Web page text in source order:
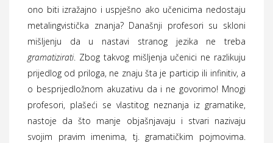
ono biti izražajno i uspješno ako učenicima nedostaju
metalingvistička znanja? Današnji profesori su skloni
mišljenju da u nastavi stranog jezika ne treba
gramatizirati. Zbog takvog mišljenja učenici ne razlikuju
prijedlog od priloga, ne znaju šta je particip ili infinitiv, a
o besprijedložnom akuzativu da i ne govorimo! Mnogi
profesori, plašeći se vlastitog neznanja iz gramatike,
nastoje da što manje objašnjavaju i stvari nazivaju
svojim pravim imenima, tj. gramatičkim pojmovima.